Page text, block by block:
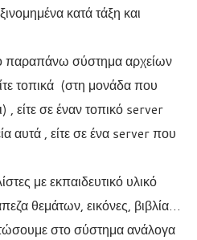
κατά τάξη και
παραπάνω σύστημα αρχείων
τοπικά (στη μονάδα που
, είτε σε έναν τοπικό server
αυτά , είτε σε ένα server που
με εκπαιδευτικό υλικό
θεμάτων, εικόνες, βιβλία…
στο σύστημα ανάλογα